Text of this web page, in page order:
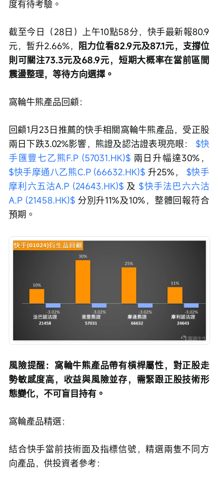
度有待考驗。
截至今日（28日）上午10點58分，快手最新報80.9
元，暫升2.66%， 阻力位看82.9元及87.1元，支撐位
則可關注73.3元及68.9元，短期大概率在當前區間
震盪整理，等待方向選擇。
窩輪牛熊產品回顧：
回顧1月23日推薦的快手相關窩輪牛熊產品，受正股
兩日下跌3.02%影響，熊證及認沽證表現亮眼： $快
手匯豐七乙熊F.P (57031.HK)$ 兩日升幅達30%，
$快手摩通八乙熊C.P (66632.HK)$ 升25%， $快手
摩利六五沽A.P (24643.HK)$ 及 $快手法巴六六沽
A.P (21458.HK)$ 分別升11%及10%，整體回報符合
預期。
風險提醒：窩輪牛熊產品帶有槓桿屬性，對正股走
勢敏感度高，收益與風險並存，需緊跟正股技術形
態變化，不可盲目持有。
窩輪產品精選：
結合快手當前技術面及指標信號，精選兩隻不同方
向產品，供投資者參考：